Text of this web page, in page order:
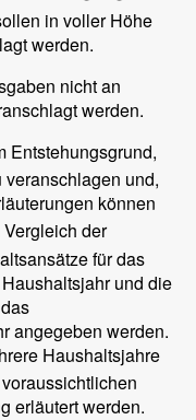
in voller Höhe
werden.
nicht an
werden.
Entstehungsgrund,
und,
können
der
für das
und die
angegeben werden.
Haushaltsjahre
erläutert werden.